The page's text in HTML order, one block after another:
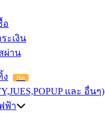
อ
ะเงิน
ผ่าน
ง Hot
และ อื่นๆ)
ฟ้า